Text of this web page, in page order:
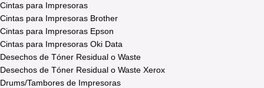
Cintas para Impresoras
Cintas para Impresoras Brother
Cintas para Impresoras Epson
Cintas para Impresoras Oki Data
Desechos de Tóner Residual o Waste
Desechos de Tóner Residual o Waste Xerox
Drums/Tambores de Impresoras